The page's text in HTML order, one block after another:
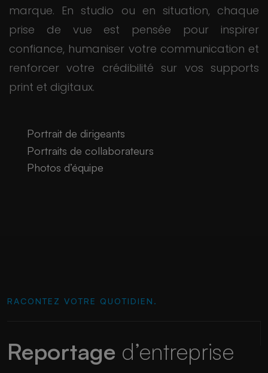
marque. En studio ou en situation, chaque
prise de vue est pensée pour inspirer
confiance, humaniser votre communication et
renforcer votre crédibilité sur vos supports
print et digitaux.
Portrait de dirigeants
Portraits de collaborateurs
Photos d’équipe
RACONTEZ VOTRE QUOTIDIEN.
Reportage d’entreprise